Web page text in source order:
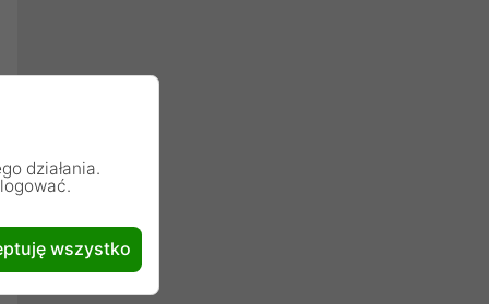
działania.
wszystko